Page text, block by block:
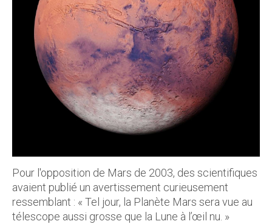
Pour l'opposition de Mars de 2003, des scientifiques
avaient publié un avertissement curieusement
ressemblant : « Tel jour, la Planète Mars sera vue au
télescope aussi grosse que la Lune à l’œil nu. »